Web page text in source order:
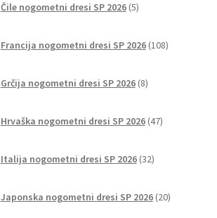
Čile nogometni dresi SP 2026 5izdelkov
Francija nogometni dresi SP 2026 108izdelkov
Grčija nogometni dresi SP 2026 8izdelkov
Hrvaška nogometni dresi SP 2026 47izdelkov
Italija nogometni dresi SP 2026 32izdelkov
Japonska nogometni dresi SP 2026 20izdelkov